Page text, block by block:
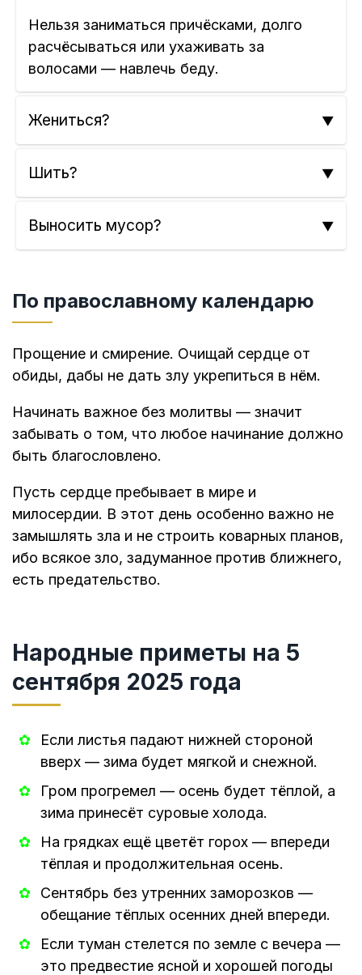
Нельзя заниматься причёсками, долго
расчёсываться или ухаживать за
волосами — навлечь беду.
Жениться?
Шить?
Выносить мусор?
По православному календарю
Прощение и смирение. Очищай сердце от
обиды, дабы не дать злу укрепиться в нём.
Начинать важное без молитвы — значит
забывать о том, что любое начинание должно
быть благословлено.
Пусть сердце пребывает в мире и
милосердии. В этот день особенно важно не
замышлять зла и не строить коварных планов,
ибо всякое зло, задуманное против ближнего,
есть предательство.
Народные приметы на 5
сентября 2025 года
Если листья падают нижней стороной
вверх — зима будет мягкой и снежной.
Гром прогремел — осень будет тёплой, а
зима принесёт суровые холода.
На грядках ещё цветёт горох — впереди
тёплая и продолжительная осень.
Сентябрь без утренних заморозков —
обещание тёплых осенних дней впереди.
Если туман стелется по земле с вечера —
это предвестие ясной и хорошей погоды